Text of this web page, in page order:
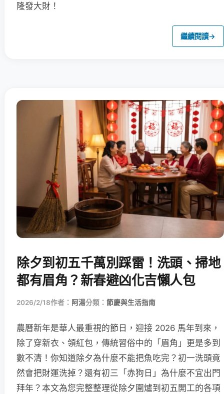
隆發大財！
繼續閱讀→
除夕到初五千萬別踩雷！洗頭、掃地
都有眉角？新春避凶化吉懶人包
2026/2/18作者： 阿湯分類： 節慶與生活指南
農曆新年是華人最重視的節日，迎接 2026 馬年到來，
除了穿新衣、領紅包，傳統習俗中的「眉角」更是多到
數不清！你知道除夕為什麼不能把魚吃完？初一洗頭竟
然會把財運洗掉？還有初三「赤狗日」為什麼不宜出門
拜年？本文為您完整整理從除夕圍爐到初五開工的各項